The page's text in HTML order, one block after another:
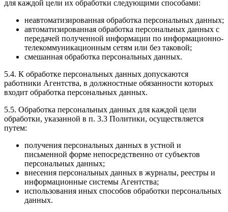
для каждой цели их обработки следующими способами:
неавтоматизированная обработка персональных данных;
автоматизированная обработка персональных данных с
передачей полученной информации по информационно-
телекоммуникационным сетям или без таковой;
смешанная обработка персональных данных.
5.4. К обработке персональных данных допускаются
работники Агентства, в должностные обязанности которых
входит обработка персональных данных.
5.5. Обработка персональных данных для каждой цели
обработки, указанной в п. 3.3 Политики, осуществляется
путем:
получения персональных данных в устной и
письменной форме непосредственно от субъектов
персональных данных;
внесения персональных данных в журналы, реестры и
информационные системы Агентства;
использования иных способов обработки персональных
данных.